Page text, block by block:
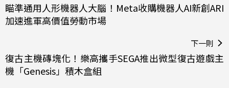
瞄準通用人形機器人大腦！Meta收購機器人AI新創ARI
加速進軍高價值勞動市場
下一則
復古主機磚塊化！樂高攜手SEGA推出微型復古遊戲主
機「Genesis」積木盒組